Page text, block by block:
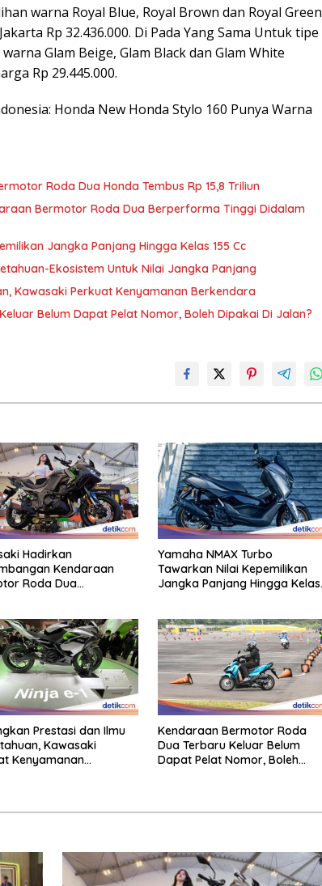
warna Royal Blue, Royal Brown dan Royal Green
Rp 32.436.000. Di Pada Yang Sama Untuk tipe
Glam Beige, Glam Black dan Glam White
Rp 29.445.000.
Honda New Honda Stylo 160 Punya Warna
Roda Dua Honda Tembus Rp 15,8 Triliun
Bermotor Roda Dua Berperforma Tinggi Didalam
Jangka Panjang Hingga Kelas 155 Cc
Ekosistem Untuk Nilai Jangka Panjang
Kawasaki Perkuat Kenyamanan Berkendara
Belum Dapat Pelat Nomor, Boleh Dipakai Di Jalan?
Hadirkan
Kendaraan
Roda Dua
Yamaha NMAX Turbo
Tawarkan Nilai Kepemilikan
Jangka Panjang Hingga Kelas
Prestasi dan Ilmu
Kawasaki
Kenyamanan
Kendaraan Bermotor Roda
Dua Terbaru Keluar Belum
Dapat Pelat Nomor, Boleh